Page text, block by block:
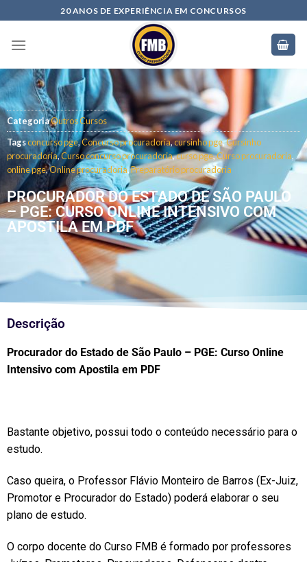
20 ANOS DE EXPERIÊNCIA EM CONCURSOS
CategoriaOutros Cursos
Tagsconcurso pge,Concurso procuradoria,cursinho pge,Cursinho
procuradoria,Curso concurso procuradoria,curso pge,Curso procuradoria,
online pge,Online procuradoria,Preparatório procuradoria
PROCURADOR DO ESTADO DE SÃO PAULO
– PGE: CURSO ONLINE INTENSIVO COM
APOSTILA EM PDF
Descrição
Procurador do Estado de São Paulo – PGE: Curso Online
Intensivo com Apostila em PDF
Bastante objetivo, possui todo o conteúdo necessário para o
estudo.
Caso queira, o Professor Flávio Monteiro de Barros (Ex-Juiz,
Promotor e Procurador do Estado) poderá elaborar o seu
plano de estudo.
O corpo docente do Curso FMB é formado por professores